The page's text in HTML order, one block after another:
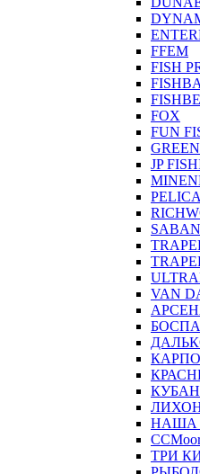
FFEM
FISH
FOX
FUN
JP
VAN
БОСПА
НАША
ТРИ